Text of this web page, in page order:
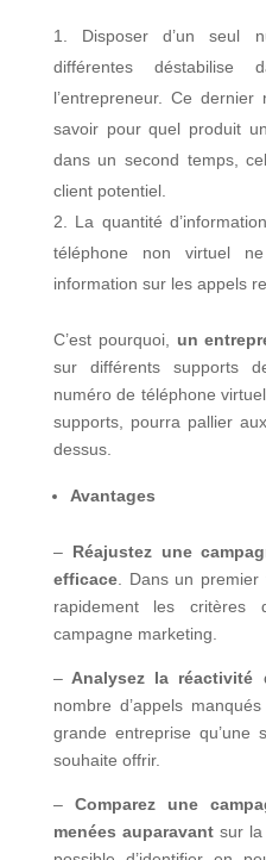
Disposer d’un seul
différentes déstabilise
l’entrepreneur. Ce
savoir pour quel produit
dans un second temps,
client potentiel.
La quantité
téléphone non virtuel
information sur les appels
C’est pourquoi, un
sur différents supports
numéro de téléphone
supports, pourra pallier
dessus.
Avantages
–Réajustez une
efficace. Dans un premier
rapidement les critères
campagne marketing.
–Analysez la réactivité
nombre d’appels
grande entreprise qu’une
souhaite offrir.
– Comparez une
menées auparavantsur la